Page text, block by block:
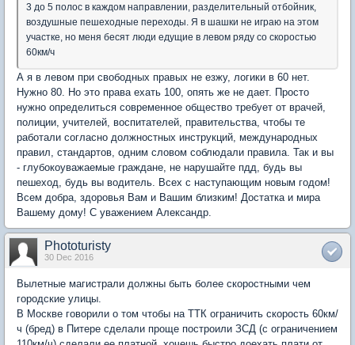
3 до 5 полос в каждом направлении, разделительный отбойник,
воздушные пешеходные переходы. Я в шашки не играю на этом
участке, но меня бесят люди едущие в левом ряду со скоростью
60км/ч
А я в левом при свободных правых не езжу, логики в 60 нет.
Нужно 80. Но это права ехать 100, опять же не дает. Просто
нужно определиться современное общество требует от врачей,
полиции, учителей, воспитателей, правительства, чтобы те
работали согласно должностных инструкций, международных
правил, стандартов, одним словом соблюдали правила. Так и вы
- глубокоуважаемые граждане, не нарушайте пдд, будь вы
пешеход, будь вы водитель. Всех с наступающим новым годом!
Всем добра, здоровья Вам и Вашим близким! Достатка и мира
Вашему дому! С уважением Александр.
Phototuristy
30 Dec 2016
Вылетные магистрали должны быть более скоростными чем
городские улицы.
В Москве говорили о том чтобы на ТТК ограничить скорость 60км/
ч (бред) в Питере сделали проще построили ЗСД (с ограничением